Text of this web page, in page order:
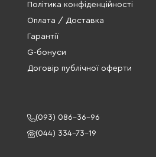
Політика конфіденційності
Оплата / Доставка
Гарантії
G-бонуси
Договір публічної оферти
(093) 086-36-96
(044) 334-73-19